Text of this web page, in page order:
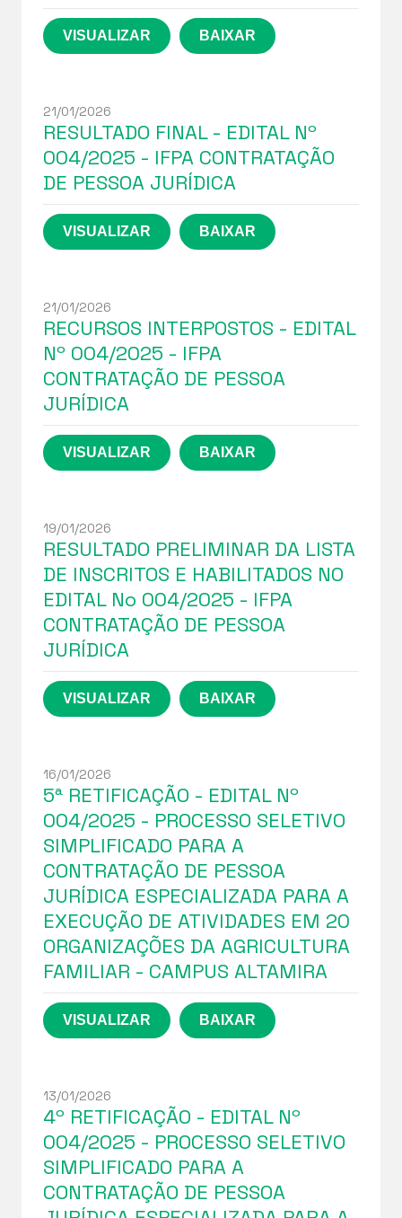
21/01/2026
RESULTADO FINAL - EDITAL Nº
004/2025 - IFPA CONTRATAÇÃO
DE PESSOA JURÍDICA
21/01/2026
RECURSOS INTERPOSTOS - EDITAL
Nº 004/2025 - IFPA
CONTRATAÇÃO DE PESSOA
JURÍDICA
19/01/2026
RESULTADO PRELIMINAR DA LISTA
DE INSCRITOS E HABILITADOS NO
EDITAL No 004/2025 - IFPA
CONTRATAÇÃO DE PESSOA
JURÍDICA
16/01/2026
5ª RETIFICAÇÃO - EDITAL Nº
004/2025 - PROCESSO SELETIVO
SIMPLIFICADO PARA A
CONTRATAÇÃO DE PESSOA
JURÍDICA ESPECIALIZADA PARA A
EXECUÇÃO DE ATIVIDADES EM 20
ORGANIZAÇÕES DA AGRICULTURA
FAMILIAR - CAMPUS ALTAMIRA
13/01/2026
4º RETIFICAÇÃO - EDITAL Nº
004/2025 - PROCESSO SELETIVO
SIMPLIFICADO PARA A
CONTRATAÇÃO DE PESSOA